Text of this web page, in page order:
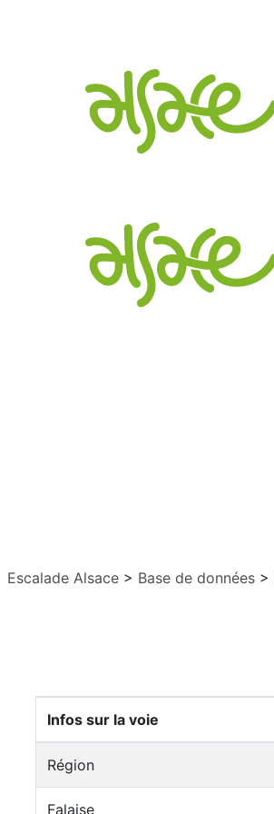
Escalade Alsace > Base de données >
Infos sur la voie
Région
Falaise